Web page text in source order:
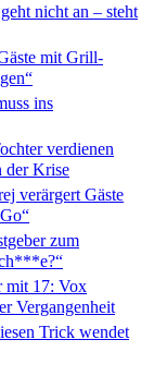
nicht an – steht
mit Grill-
ins
verdienen
der Krise
verärgert Gäste
zum
mit 17: Vox
Vergangenheit
Trick wendet